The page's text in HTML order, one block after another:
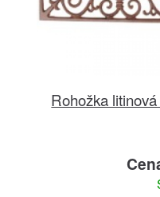
Rohožka